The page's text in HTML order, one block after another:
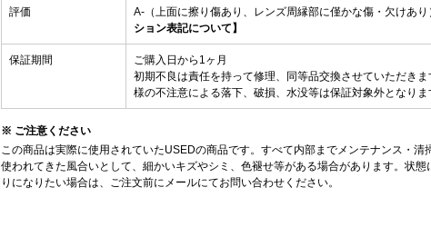
評価 A-（上面に擦り傷あり、レンズ周縁部に僅かな傷・欠けあり
ション表記について】
保証期間
ご購入日から1ヶ月
初期不良は責任を持って修理、同等品交換させていただき
様の不注意による落下、破損、水没等は保証対象外となりま
※ ご注意ください
この商品は実際に使用されていたUSEDの商品です。すべて内部までメンテナンス・清
使われてきた風合いとして、細かいキズやシミ、色褪せ等がある場合があります。状態
りになりたい場合は、ご注文前にメールにてお問い合わせください。